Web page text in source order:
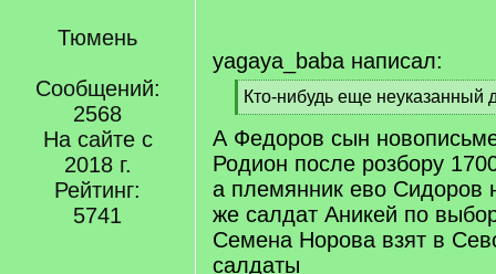
Тюмень
Сообщений:
2568
На сайте с
2018 г.
Рейтинг:
5741
yagaya_baba написал:
[
q
]
Кто-нибудь еще неуказанный
[
/
q
]
А Федоров сын
Родион после розбору
а племянник ево Сидоров
же салдат Аникей по
Семена Норова взят в
салдаты